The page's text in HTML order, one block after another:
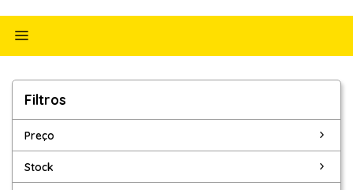
Alternar
Filtros
Filtros
Preço
Stock